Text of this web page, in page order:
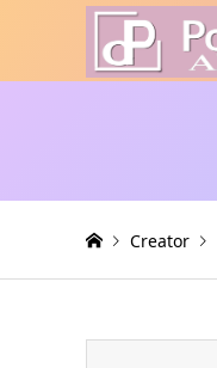
Creator